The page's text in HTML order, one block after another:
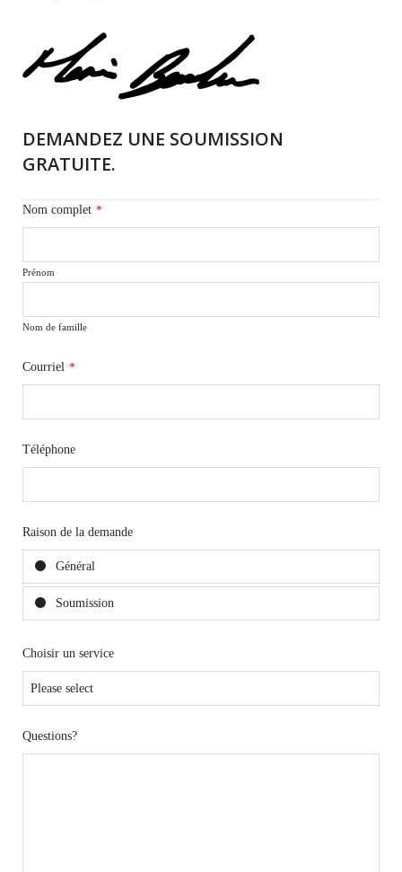
DEMANDEZ UNE SOUMISSION
GRATUITE.
Nom complet *
Prénom
Nom de famille
Courriel *
Téléphone
Raison de la demande
Général
Soumission
Choisir un service
Questions?